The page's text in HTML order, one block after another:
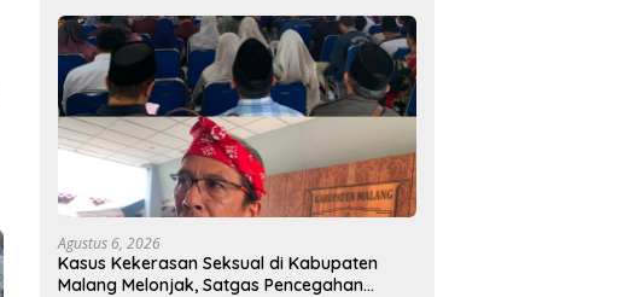
Agustus 6, 2026
Kasus Kekerasan Seksual di Kabupaten
Malang Melonjak, Satgas Pencegahan